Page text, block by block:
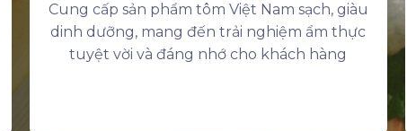
Cung cấp sản phẩm tôm Việt Nam sạch, giàu
dinh dưỡng, mang đến trải nghiệm ẩm thực
tuyệt vời và đáng nhớ cho khách hàng